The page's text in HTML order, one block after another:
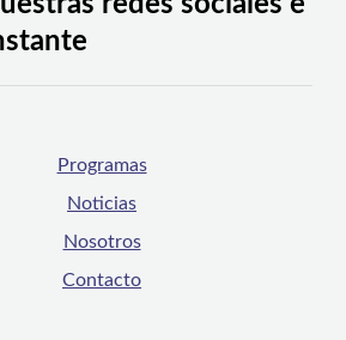
Programas
Noticias
Nosotros
Contacto